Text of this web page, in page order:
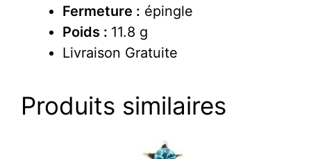
Fermeture : épingle
Poids : 11.8 g
Livraison Gratuite
Produits similaires